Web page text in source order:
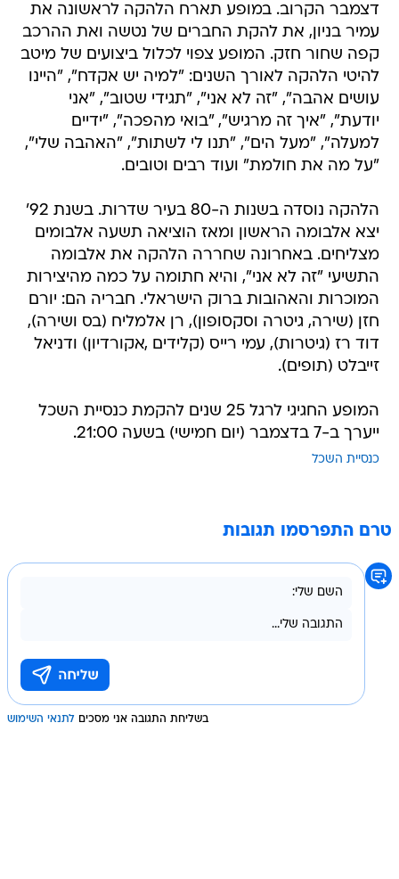
דצמבר הקרוב. במופע תארח הלהקה לראשונה את
עמיר בניון, את להקת החברים של נטשה ואת ההרכב
קפה שחור חזק. המופע צפוי לכלול ביצועים של מיטב
להיטי הלהקה לאורך השנים: "למיה יש אקדח", "היינו
עושים אהבה", "זה לא אני", "תגידי שטוב", "אני
יודעת", "איך זה מרגיש", "בואי מהפכה", "ידיים
למעלה", "מעל הים", "תנו לי לשתות", "האהבה שלי",
"על מה את חולמת" ועוד רבים וטובים.
הלהקה נוסדה בשנות ה-80 בעיר שדרות. בשנת 92'
יצא אלבומה הראשון ומאז הוציאה תשעה אלבומים
מצליחים. באחרונה שחררה הלהקה את אלבומה
התשיעי "זה לא אני", והיא חתומה על כמה מהיצירות
המוכרות והאהובות ברוק הישראלי. חבריה הם: יורם
חזן (שירה, גיטרה וסקסופון), רן אלמליח (בס ושירה),
דוד רז (גיטרות), עמי רייס (קלידים ,אקורדיון) ודניאל
זייבלט (תופים).
המופע החגיגי לרגל 25 שנים להקמת כנסיית השכל
ייערך ב-7 בדצמבר (יום חמישי) בשעה 21:00.
כנסיית השכל
טרם התפרסמו תגובות
בשליחת התגובה אני מסכים לתנאי השימוש